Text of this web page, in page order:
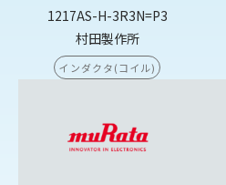
1217AS-H-3R3N=P3
村田製作所
インダクタ(コイル)